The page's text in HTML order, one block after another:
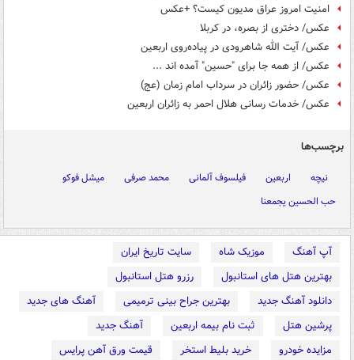
امنیت امروز عراق مدیون کیست؟ +عکس
عکس/ دختری از بصره، در کربلا
عکس/ آیت‌ الله شاهرودی در پیاده‌روی اربعین
عکس/ از همه جا برای "حسین" آمده اند ...
عکس/ حضور زائران در سرداب امام زمان (عج)
عکس/ خدمات رسانی هلال احمر به زائران اربعین
برچسب‌ها
نیچه اربعین فیلسوف آلمانی محمد صرفی
میشل فوکو
حب الحسین یجمعنا
آپ آهنگ موزیک شاه
سایت تاریخ ایران
بهترین هتل های استانبول
رزرو هتل استانبول
دانلود آهنگ جدید
بهترین جراح بینی ترمیمی
آهنگ های جدید
پرشین هتل
ثبت نام بیمه اربعین
آهنگ جدید
مزایده خودرو
خرید بلیط استخر
قیمت ورق آهن پرایس